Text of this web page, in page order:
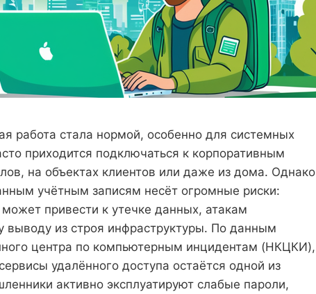
работа стала нормой, особенно для системных
приходится подключаться к корпоративным
на объектах клиентов или даже из дома. Однако
учётным записям несёт огромные риски:
привести к утечке данных, атакам
из строя инфраструктуры. По данным
центра по компьютерным инцидентам (НКЦКИ),
удалённого доступа остаётся одной из
активно эксплуатируют слабые пароли,